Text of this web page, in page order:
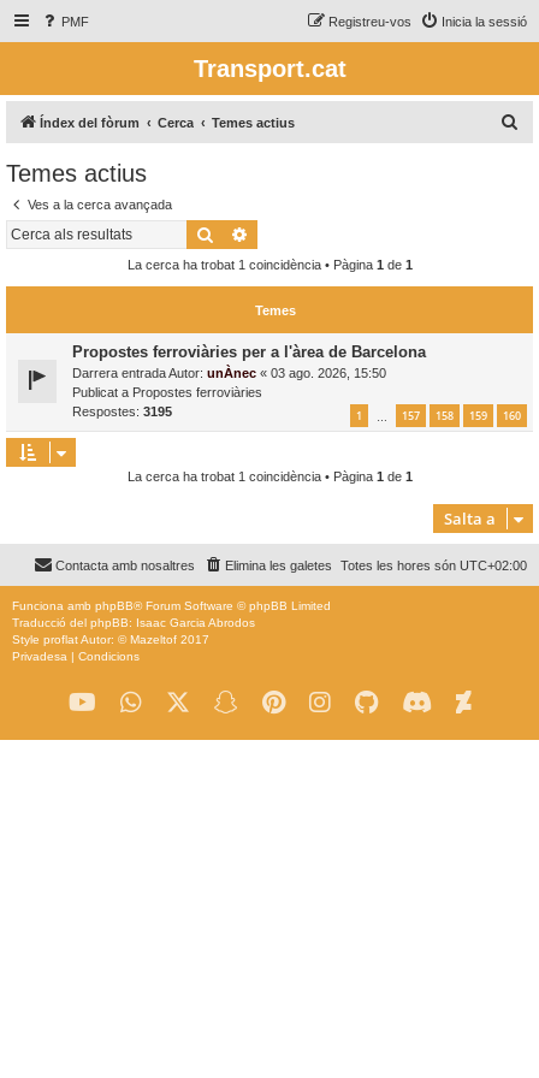
PMF Inicia la sessió
Registreu-vos
Transport.cat
Índex del fòrum Cerca Temes actius
Temes actius
Ves a la cerca avançada
Cerca
La cerca ha trobat 1 coincidència • Pàgina 1 de 1
Temes
Propostes ferroviàries per a l'àrea de Barcelona
Darrera entrada Autor: unÀnec « 03 ago. 2026, 15:50
Publicat a Propostes ferroviàries
Respostes: 3195 1 157 158 159 160
La cerca ha trobat 1 coincidència • Pàgina 1 de 1
Salta a
Totes les hores són UTC+02:00
Elimina les galetes
Contacta amb nosaltres
Funciona amb phpBB® Forum Software © phpBB Limited
Traducció del phpBB: Isaac Garcia Abrodos
Style proflatAutor: ©Mazeltof 2017
Privadesa | Condicions